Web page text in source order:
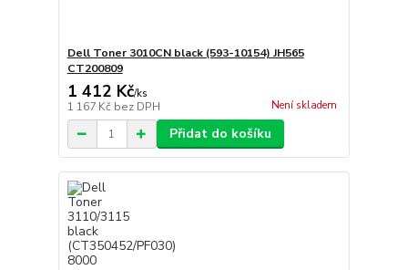
Dell Toner 3010CN black (593-10154) JH565
CT200809
1 412 Kč/ks
1 167 Kč bez DPH Není skladem
Přidat do košíku